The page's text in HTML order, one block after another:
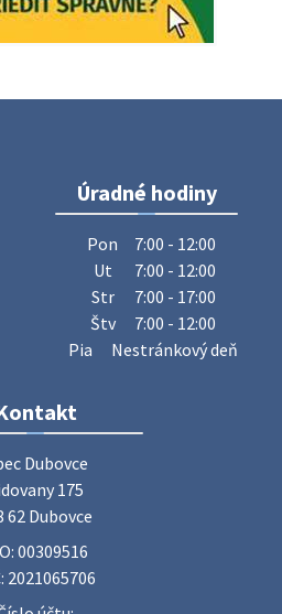
že v stredu 29. júla 2026
zber železa. Pracovníci Obecného
obcou a zbierať
žien Slovenska Dubovce
ich rodinných príslušníkov aj
na termálne kúpalisko
Úradné hodiny
Pon
7:00 - 12:00
Ut
7:00 - 12:00
Str
7:00 - 17:00
Štv
7:00 - 12:00
Pia
Nestránkový deň
Dubovce
175
62 Dubovce
00309516
2021065706